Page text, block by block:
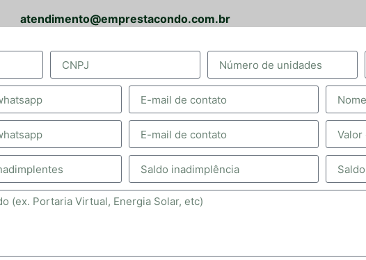
atendimento@emprestacondo.com.br